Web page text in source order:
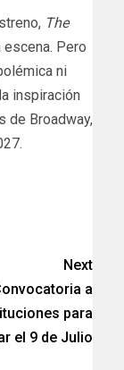
The
Pero
ni
inspiración
de Broadway,
Next
a
para
el 9 de Julio​